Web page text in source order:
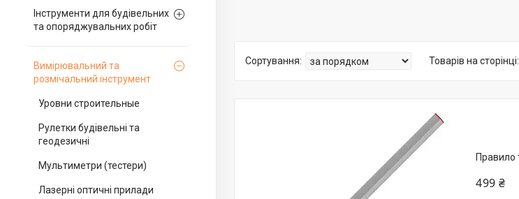
Інструменти для будівельних
та опоряджувальних робіт
Вимірювальний та
розмічальний інструмент
Уровни строительные
Рулетки будівельні та
геодезичні
Мультиметри (тестери)
Лазерні оптичні прилади
Правило
499 ₴